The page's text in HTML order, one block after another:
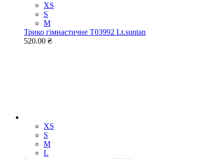
XS
S
M
Трико гімнастичне Т03992 Lt.suntan
520.00 ₴
XS
S
M
L